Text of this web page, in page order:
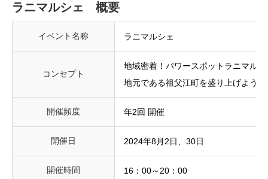
ラニマルシェ 概要
イベント名称 ラニマルシェ
コンセプト
地域密着！パワースポットラニマルシ
地元である祖父江町を盛り上げよう
開催頻度 年2回 開催
開催日 2024年8月2日、30日
開催時間 16：00～20：00